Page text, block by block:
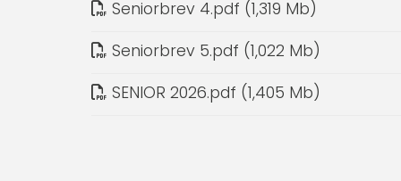
Seniorbrev 4.pdf (1,319 Mb)
Seniorbrev 5.pdf (1,022 Mb)
SENIOR 2026.pdf (1,405 Mb)